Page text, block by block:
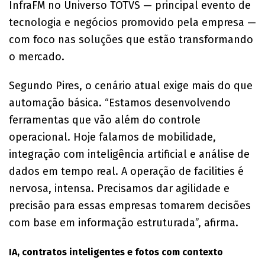
InfraFM no Universo TOTVS — principal evento de
tecnologia e negócios promovido pela empresa —
com foco nas soluções que estão transformando
o mercado.
Segundo Pires, o cenário atual exige mais do que
automação básica. “Estamos desenvolvendo
ferramentas que vão além do controle
operacional. Hoje falamos de mobilidade,
integração com inteligência artificial e análise de
dados em tempo real. A operação de facilities é
nervosa, intensa. Precisamos dar agilidade e
precisão para essas empresas tomarem decisões
com base em informação estruturada”, afirma.
IA, contratos inteligentes e fotos com contexto